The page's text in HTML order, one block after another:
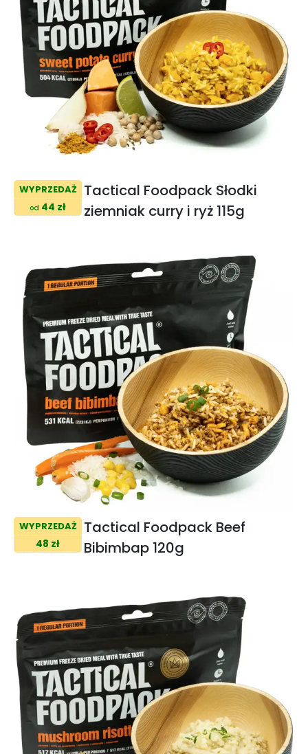
WYPRZEDAŻ
od 44 zł
Tactical Foodpack Słodki
ziemniak curry i ryż 115g
WYPRZEDAŻ
48 zł
Tactical Foodpack Beef
Bibimbap 120g